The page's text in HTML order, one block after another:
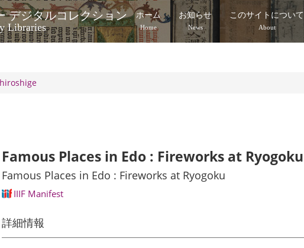
デジタルコレクション
Libraries
ホーム
Home
お知らせ
News
このサイトについて
About
hiroshige
Famous Places in Edo : Fireworks at Ryogoku
Famous Places in Edo : Fireworks at Ryogoku
IIIF Manifest
詳細情報